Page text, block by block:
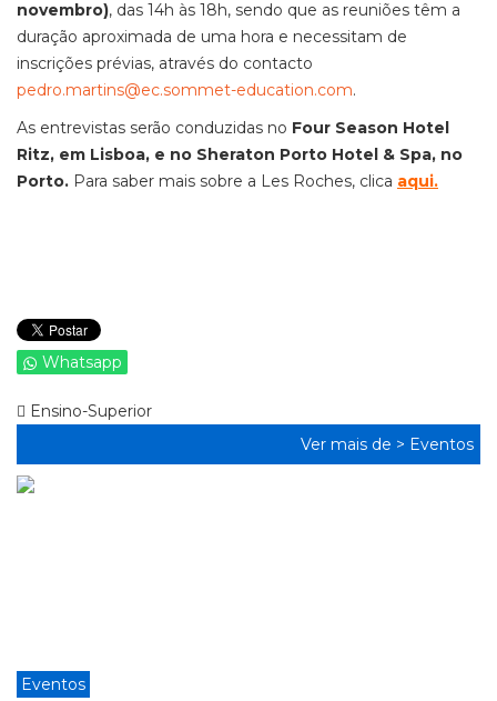
novembro), das 14h às 18h, sendo que as reuniões têm a
duração aproximada de uma hora e necessitam de
inscrições prévias, através do contacto
pedro.martins@ec.sommet-education.com.
As entrevistas serão conduzidas no Four Season Hotel
Ritz, em Lisboa, e no Sheraton Porto Hotel & Spa, no
Porto. Para saber mais sobre a Les Roches, clica aqui.
Whatsapp
Ensino-Superior
Ver mais de > Eventos
Eventos